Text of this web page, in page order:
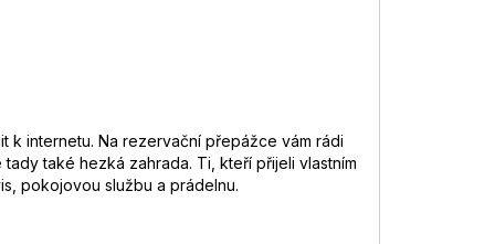
k internetu. Na rezervační přepážce vám rádi
také hezká zahrada. Ti, kteří přijeli vlastním
pokojovou službu a prádelnu.